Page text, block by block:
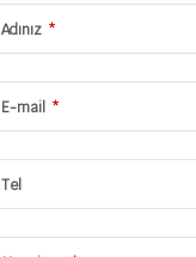
Adınız *
E-mail *
Tel